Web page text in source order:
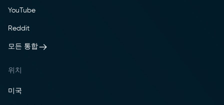
YouTube
Reddit
모든 통합
위치
미국